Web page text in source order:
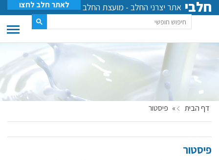
חלבי אתר יצרני החלב - מועצת החלב לאתר חלב לחצו
דף הבית » פיסטור
פיסטור